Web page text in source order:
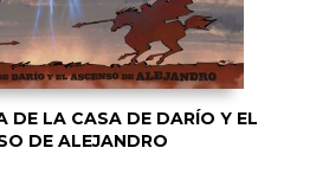
DE LA CASA DE DARÍO Y EL
DE ALEJANDRO